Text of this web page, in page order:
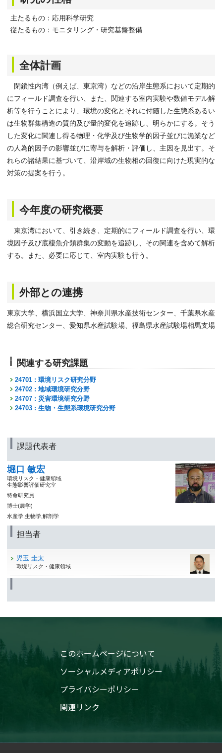
主たるもの：応用科学研究
従たるもの：モニタリング・研究基盤整備
全体計画
閉鎖性内湾（例えば、東京湾）などの沿岸生態系において定期的
にフィールド調査を行い、また、関連する室内実験や数値モデル解
析等を行うことにより、環境の変化とそれに付随した生態系あるい
は生物群集構造の質的及び量的変化を追跡し、明らかにする。そう
した変化に関連し得る物理・化学及び生物学的因子並びに漁業など
の人為的因子の影響並びに寄与を解析・評価し、主因を見出す。そ
れらの諸結果に基づいて、沿岸域の生物相の回復に向けた現実的な
対策の提案を行う。
今年度の研究概要
東京湾において、引き続き、定期的にフィールド調査を行い、環
境因子及び底棲魚介類群集の変動を追跡し、その関連を含めて解析
する。また、必要に応じて、室内実験も行う。
外部との連携
東京大学、横浜国立大学、神奈川県水産技術センター、千葉県水産
総合研究センター、愛知県水産試験場、福島県水産試験場相馬支場
関連する研究課題
24701 : 環境リスク研究分野
24702 : 地域環境研究分野
24707 : 災害環境研究分野
24703 : 生物・生態系環境研究分野
課題代表者
堀口 敏宏
環境リスク・健康領域
生態影響評価研究室
特命研究員
博士(農学)
水産学,生物学,解剖学
担当者
児玉 圭太
環境リスク・健康領域
このホームページについて
ソーシャルメディアポリシー
プライバシーポリシー
関連リンク